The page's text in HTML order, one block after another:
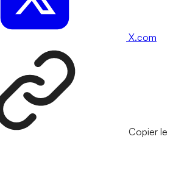
X.com
Copier le